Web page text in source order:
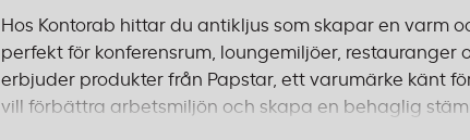
Hos Kontorab hittar du antikljus som skapar en varm
perfekt för konferensrum, loungemiljöer,
erbjuder produkter från Papstar, ett varumärke känt
vill förbättra arbetsmiljön och skapa en behaglig